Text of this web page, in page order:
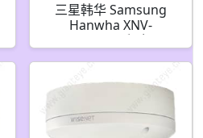
三星韩华 Samsung
Hanwha XNV-
6080/KUS X 系列 2MP